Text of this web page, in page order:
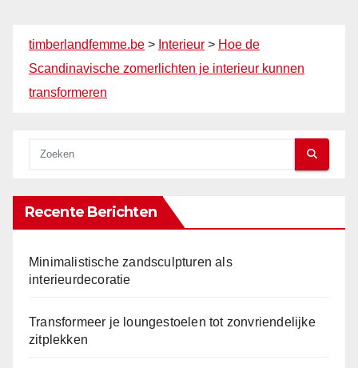
timberlandfemme.be > Interieur > Hoe de
Scandinavische zomerlichten je interieur kunnen
transformeren
Recente Berichten
Minimalistische zandsculpturen als
interieurdecoratie
Transformeer je loungestoelen tot zonvriendelijke
zitplekken